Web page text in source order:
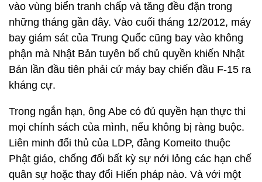
vào vùng biển tranh chấp và tăng đều đặn trong
những tháng gần đây. Vào cuối tháng 12/2012, máy
bay giám sát của Trung Quốc cũng bay vào không
phận mà Nhật Bản tuyên bố chủ quyền khiến Nhật
Bản lần đầu tiên phải cử máy bay chiến đầu F-15 ra
kháng cự.
Trong ngắn hạn, ông Abe có đủ quyền hạn thực thi
mọi chính sách của mình, nếu không bị ràng buộc.
Liên minh đối thủ của LDP, đảng Komeito thuộc
Phật giáo, chống đối bất kỳ sự nới lỏng các hạn chế
quân sự hoặc thay đổi Hiến pháp nào. Và với một